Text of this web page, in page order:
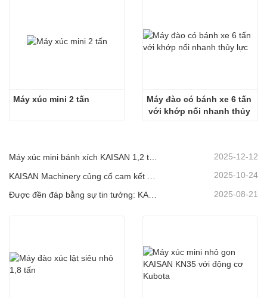
Máy xúc mini 2 tấn
Máy đào có bánh xe 6 tấn
với khớp nối nhanh thủy
Máy xúc mini bánh xích KAISAN 1,2 tấn mới: Thiết kế không đuôi, lý tưởng cho hoạt động trong không gian hẹp. 2025-12-12
2025-10-24
2025-08-21